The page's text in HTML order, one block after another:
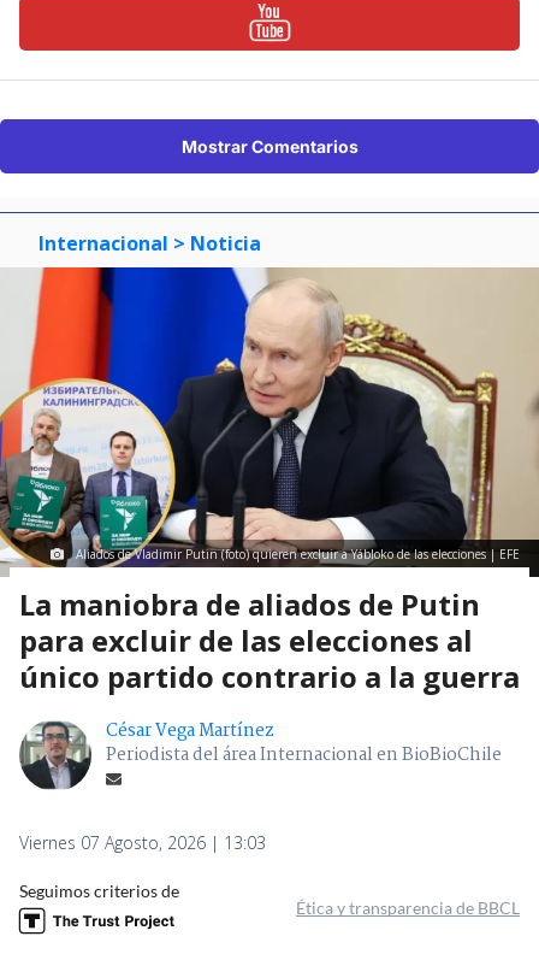
Mostrar Comentarios
Internacional > Noticia
Aliados de Vladimir Putin (foto) quieren excluir a Yábloko de las elecciones | EFE
La maniobra de aliados de Putin
para excluir de las elecciones al
único partido contrario a la guerra
César Vega Martínez
Periodista del área Internacional en BioBioChile
Viernes 07 Agosto, 2026 | 13:03
Seguimos criterios de
Ética y transparencia de BBCL